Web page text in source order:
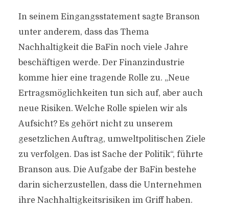
In seinem Eingangsstatement sagte Branson
unter anderem, dass das Thema
Nachhaltigkeit die BaFin noch viele Jahre
beschäftigen werde. Der Finanzindustrie
komme hier eine tragende Rolle zu. „Neue
Ertragsmöglichkeiten tun sich auf, aber auch
neue Risiken. Welche Rolle spielen wir als
Aufsicht? Es gehört nicht zu unserem
gesetzlichen Auftrag, umweltpolitischen Ziele
zu verfolgen. Das ist Sache der Politik“, führte
Branson aus. Die Aufgabe der BaFin bestehe
darin sicherzustellen, dass die Unternehmen
ihre Nachhaltigkeitsrisiken im Griff haben.